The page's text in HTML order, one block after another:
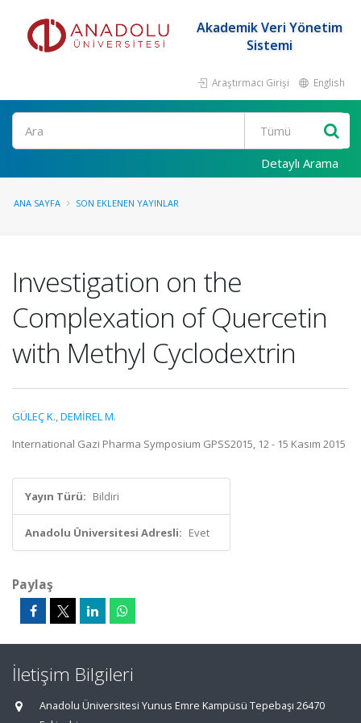
Akademik Veri Yönetim
Sistemi
Araştırmacı Girişi English
Ara
Detaylı Arama
ANA SAYFA SON EKLENEN YAYINLAR
Investigation on the
Complexation of Quercetin
with Methyl Cyclodextrin
GÜLEÇ K.,DEMİREL M.
International Gazi Pharma Symposium GPSS2015, 12 - 15 Kasım 2015
Yayın Türü: Bildiri
Anadolu Üniversitesi Adresli: Evet
Paylaş
İletişim Bilgileri
Anadolu Üniversitesi Yunus Emre Kampüsü Tepebaşı 26470